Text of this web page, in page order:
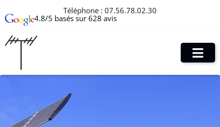
Téléphone : 07.56.78.02.30
4.8/5 basés sur 628 avis